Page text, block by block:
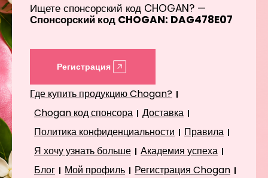
Ищете спонсорский код CHOGAN? —
Спонсорский код CHOGAN: DAG478E07
Регистрация
Где купить продукцию Chogan?
Chogan код спонсора
Доставка
Политика конфиденциальности
Правила
Я хочу узнать больше
Академия успеха
Блог
Мой профиль Регистрация Chogan